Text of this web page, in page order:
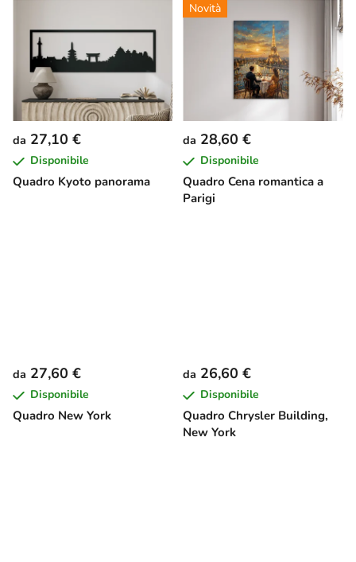
Quadro Kyoto panorama
da 27,10 €
Disponibile
Novità
Quadro Cena romantica a
Parigi
da 28,60 €
Disponibile
Quadro New York
da 27,60 €
Disponibile
Quadro Chrysler Building,
New York
da 26,60 €
Disponibile